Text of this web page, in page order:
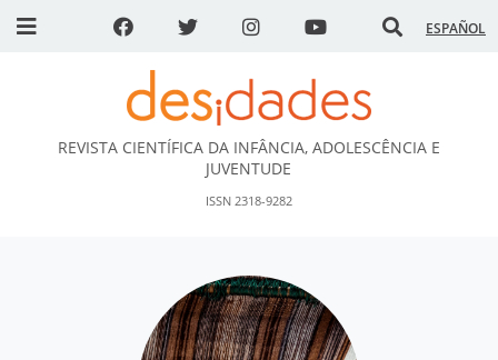
ESPAÑOL
DESidades
REVISTA CIENTÍFICA DA INFÂNCIA, ADOLESCÊNCIA E
JUVENTUDE
ISSN 2318-9282